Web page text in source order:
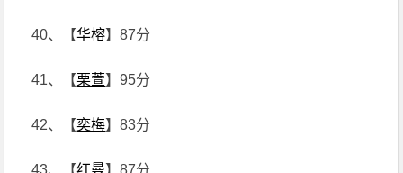
40、【华榕】87分
41、【栗萱】95分
42、【奕梅】83分
43、【红曼】87分